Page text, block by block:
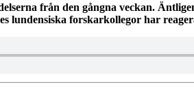
från den gångna veckan.
lundensiska forskarkollegor har